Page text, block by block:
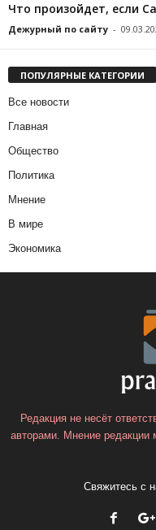
Что произойдет, если
Дежурный по сайту -
ПОПУЛЯРНЫЕ КАТЕГОРИИ
Все новости
Главная
Общество
Политика
Мнение
В мире
Экономика
Редакция не несёт
авторами. Мнение редакции
Свяжитесь с